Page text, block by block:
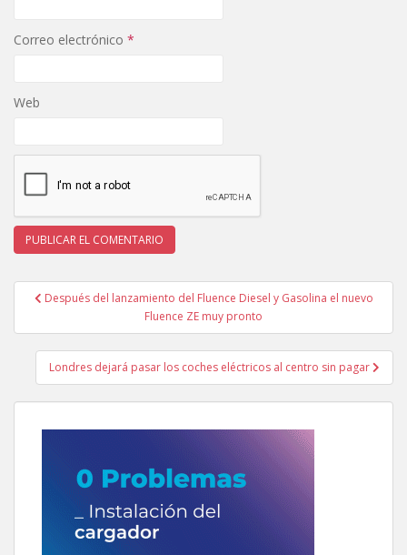
Correo electrónico *
Web
Navegación
entradas
Después del lanzamiento del Fluence Diesel y Gasolina el nuevo
Fluence ZE muy pronto
Londres dejará pasar los coches eléctricos al centro sin pagar